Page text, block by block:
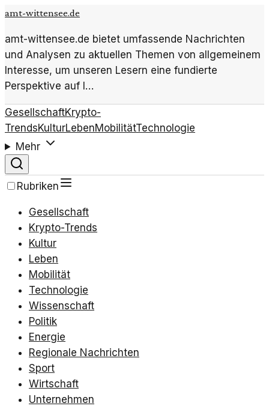
amt-wittensee.de
amt-wittensee.de bietet umfassende Nachrichten
und Analysen zu aktuellen Themen von allgemeinem
Interesse, um unseren Lesern eine fundierte
Perspektive auf l…
GesellschaftKrypto-
TrendsKulturLebenMobilitätTechnologie
Mehr
Rubriken
Gesellschaft
Krypto-Trends
Kultur
Leben
Mobilität
Technologie
Wissenschaft
Politik
Energie
Regionale Nachrichten
Sport
Wirtschaft
Unternehmen